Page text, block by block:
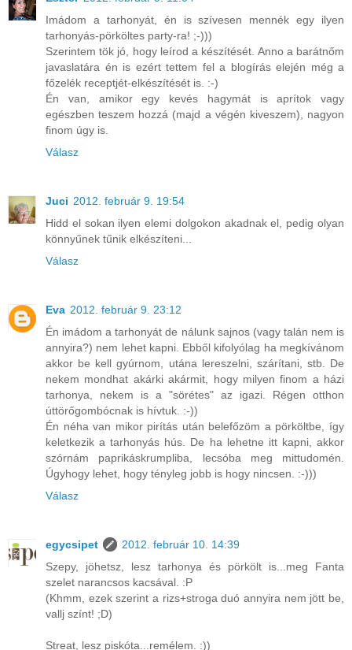
Imádom a tarhonyát, én is szívesen mennék egy ilyen
tarhonyás-pörköltes party-ra! ;-)))
Szerintem tök jó, hogy leírod a készítését. Anno a barátnőm
javaslatára én is ezért tettem fel a blogírás elején még a
főzelék receptjét-elkészítését is. :-)
Én van, amikor egy kevés hagymát is aprítok vagy
egészben teszem hozzá (majd a végén kiveszem), nagyon
finom úgy is.
Válasz
Juci 2012. február 9. 19:54
Hidd el sokan ilyen elemi dolgokon akadnak el, pedig olyan
könnyűnek tűnik elkészíteni...
Válasz
Eva 2012. február 9. 23:12
Én imádom a tarhonyát de nálunk sajnos (vagy talán nem is
annyira?) nem lehet kapni. Ebből kifolyólag ha megkívánom
akkor be kell gyúrnom, utána lereszelni, szárítani, stb. De
nekem mondhat akárki akármit, hogy milyen finom a házi
tarhonya, nekem is a "sörétes" az igazi. Régen otthon
úttörőgombócnak is hívtuk. :-))
Én néha van mikor pirítás után belefőzöm a pörköltbe, így
keletkezik a tarhonyás hús. De ha lehetne itt kapni, akkor
szórnám paprikáskrumpliba, lecsóba meg mittudomén.
Úgyhogy lehet, hogy tényleg jobb is hogy nincsen. :-)))
Válasz
egycsipet
2012. február 10. 14:39
Szepy, jöhetsz, lesz tarhonya és pörkölt is...meg Fanta
szelet narancsos kacsával. :P
(Khmm, ezek szerint a rizs+stroga duó annyira nem jött be,
vallj színt! ;D)
Streat, lesz piskóta...remélem. :))